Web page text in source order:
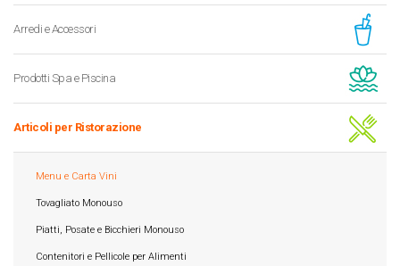
Arredi e Accessori
Prodotti Spa e Piscina
Articoli per Ristorazione
Menu e Carta Vini
Tovagliato Monouso
Piatti, Posate e Bicchieri Monouso
Contenitori e Pellicole per Alimenti